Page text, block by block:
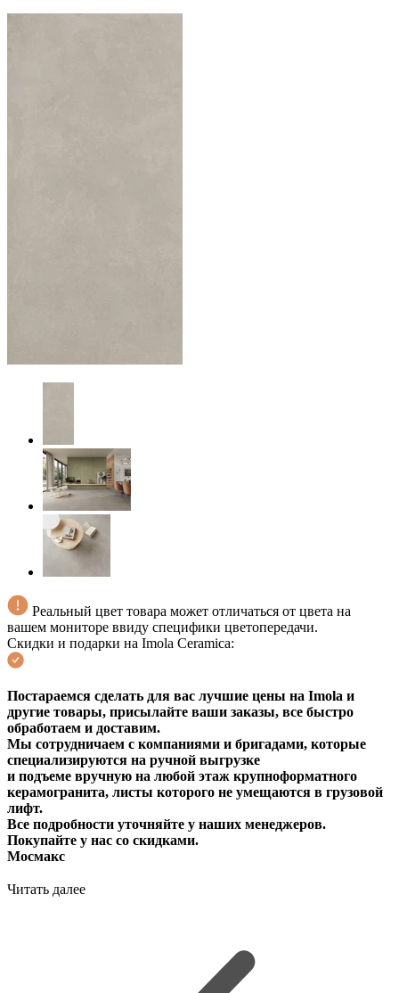
Реальный цвет товара может отличаться от цвета на
вашем мониторе ввиду специфики цветопередачи.
Скидки и подарки на Imola Ceramica:
Постараемся сделать для вас лучшие цены на Imola и
другие товары, присылайте ваши заказы, все быстро
обработаем и доставим.
Мы сотрудничаем с компаниями и бригадами, которые
специализируются на ручной выгрузке
и подъеме вручную на любой этаж крупноформатного
керамогранита, листы которого не умещаются в грузовой
лифт.
Все подробности уточняйте у наших менеджеров.
Покупайте у нас со скидками.
Мосмакс
Читать далее